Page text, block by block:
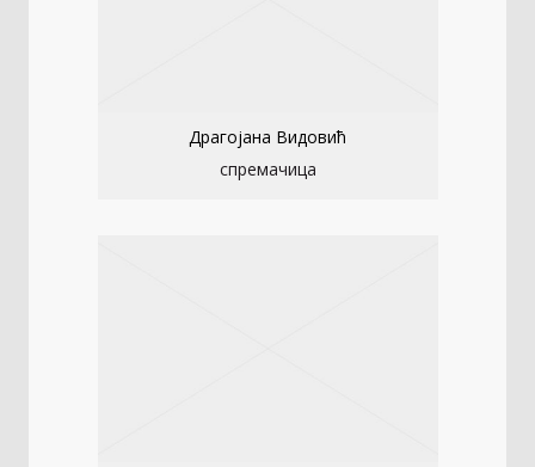
Драгојана Видовић
спремачица